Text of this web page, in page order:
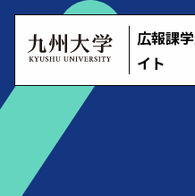
Skip
content
九
州
（KYUSHU
UNIVERSITY）
広報課
イト
広報課学生スタッフとは
九大広報増刊号
キャンパスライフ
HOME keyboard_arrow_right